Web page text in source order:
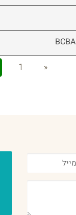
BCBA
«
1